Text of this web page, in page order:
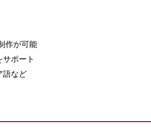
作が可能
ポート
語など